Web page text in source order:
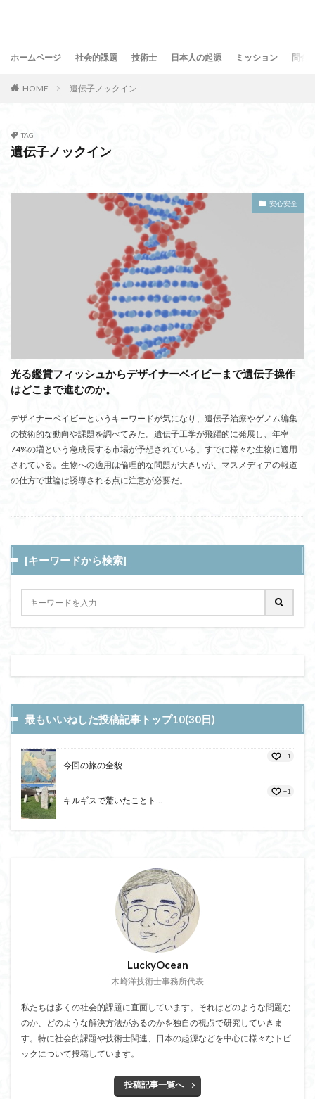
ホームページ 社会的課題 技術士 日本人の起源 ミッション 問合
HOME 遺伝子ノックイン
TAG
遺伝子ノックイン
安心安全
光る鑑賞フィッシュからデザイナーベイビーまで遺伝子操作
はどこまで進むのか。
デザイナーベイビーというキーワードが気になり、遺伝子治療やゲノム編集
の技術的な動向や課題を調べてみた。遺伝子工学が飛躍的に発展し、年率
74%の増という急成長する市場が予想されている。すでに様々な生物に適用
されている。生物への適用は倫理的な問題が大きいが、マスメディアの報道
の仕方で世論は誘導される点に注意が必要だ。
[キーワードから検索]
最もいいねした投稿記事トップ10(30日)
今回の旅の全貌
+1
キルギスで驚いたことト...
+1
LuckyOcean
木崎洋技術士事務所代表
私たちは多くの社会的課題に直面しています。それはどのような問題な
のか、どのような解決方法があるのかを独自の視点で研究していきま
す。特に社会的課題や技術士関連、日本の起源などを中心に様々なトピ
ックについて投稿しています。
投稿記事一覧へ